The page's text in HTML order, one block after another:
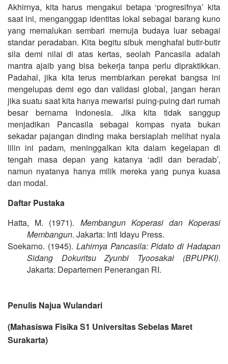
Akhirnya, kita harus mengakui betapa ‘progresifnya’ kita
saat ini, menganggap identitas lokal sebagai barang kuno
yang memalukan sembari memuja budaya luar sebagai
standar peradaban. Kita begitu sibuk menghafal butir-butir
sila demi nilai di atas kertas, seolah Pancasila adalah
mantra ajaib yang bisa bekerja tanpa perlu dipraktikkan.
Padahal, jika kita terus membiarkan perekat bangsa ini
mengelupas demi ego dan validasi global, jangan heran
jika suatu saat kita hanya mewarisi puing-puing dari rumah
besar bernama Indonesia. Jika kita tidak sanggup
menjadikan Pancasila sebagai kompas nyata bukan
sekadar pajangan dinding maka bersiaplah melihat nyala
lilin ini padam, meninggalkan kita dalam kegelapan di
tengah masa depan yang katanya ‘adil dan beradab’,
namun nyatanya hanya milik mereka yang punya kuasa
dan modal.
Daftar Pustaka
Hatta, M. (1971). Membangun Koperasi dan Koperasi
Membangun. Jakarta: Inti Idayu Press.
Soekarno. (1945). Lahirnya Pancasila: Pidato di Hadapan
Sidang Dokuritsu Zyunbi Tyoosakai (BPUPKI).
Jakarta: Departemen Penerangan RI.
Penulis Najua Wulandari
(Mahasiswa Fisika S1 Universitas Sebelas Maret
Surakarta)